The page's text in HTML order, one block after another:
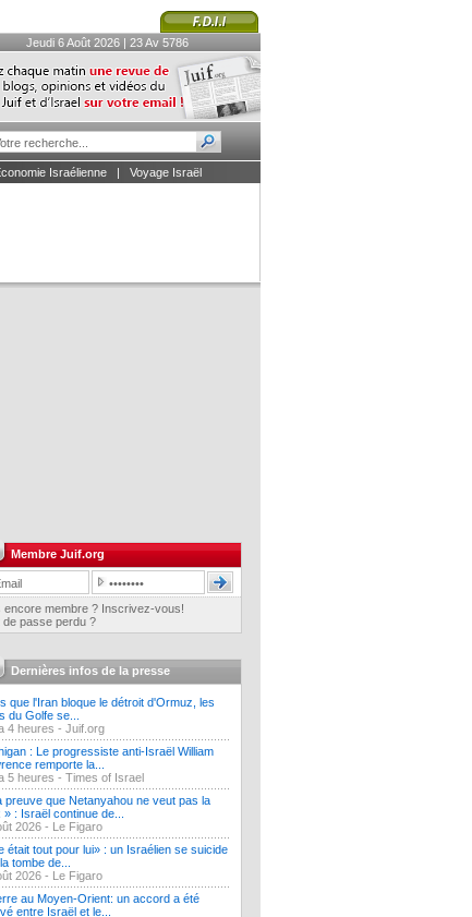
Jeudi 6 Août 2026 | 23 Av 5786
Israélienne| Voyage Israël
Membre Juif.org
encore membre ? Inscrivez-vous!
de passe perdu ?
Dernières infos de la presse
que l'Iran bloque le détroit d'Ormuz, les
du Golfe se...
4 heures - Juif.org
: Le progressiste anti-Israël William
remporte la...
5 heures - Times of Israel
preuve que Netanyahou ne veut pas la
» : Israël continue de...
2026 - Le Figaro
était tout pour lui» : un Israélien se suicide
tombe de...
2026 - Le Figaro
au Moyen-Orient: un accord a été
entre Israël et le...